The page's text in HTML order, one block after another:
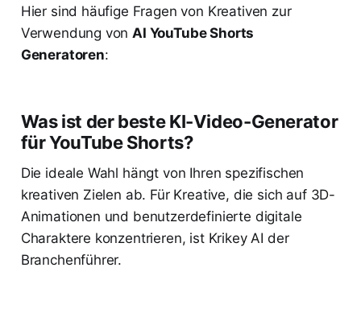
Hier sind häufige Fragen von Kreativen zur
Verwendung von AI YouTube Shorts
Generatoren:
Was ist der beste KI-Video-Generator
für YouTube Shorts?
Die ideale Wahl hängt von Ihren spezifischen
kreativen Zielen ab. Für Kreative, die sich auf 3D-
Animationen und benutzerdefinierte digitale
Charaktere konzentrieren, ist Krikey AI der
Branchenführer.